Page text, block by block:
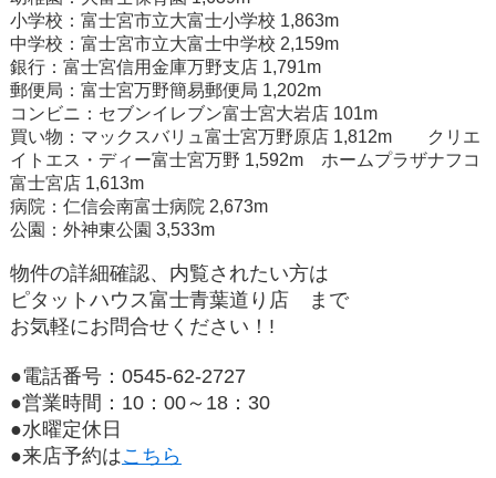
小学校：富士宮市立大富士小学校 1,863m
中学校：富士宮市立大富士中学校 2,159m
銀行：富士宮信用金庫万野支店 1,791m
郵便局：富士宮万野簡易郵便局 1,202m
コンビニ：セブンイレブン富士宮大岩店 101m
買い物：マックスバリュ富士宮万野原店 1,812m クリエ
イトエス・ディー富士宮万野 1,592m ホームプラザナフコ
富士宮店 1,613m
病院：仁信会南富士病院 2,673m
公園：外神東公園 3,533m
物件の詳細確認、内覧されたい方は
ピタットハウス富士青葉道り店
まで
お気軽にお問合せください！!
●電話番号：0545-62-2727
●営業時間：10：00～18：30
●水曜定休日
●来店予約はこちら